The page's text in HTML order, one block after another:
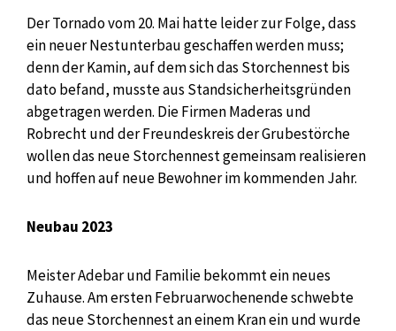
Der Tornado vom 20. Mai hatte leider zur Folge, dass
ein neuer Nestunterbau geschaffen werden muss;
denn der Kamin, auf dem sich das Storchennest bis
dato befand, musste aus Standsicherheitsgründen
abgetragen werden. Die Firmen Maderas und
Robrecht und der Freundeskreis der Grubestörche
wollen das neue Storchennest gemeinsam realisieren
und hoffen auf neue Bewohner im kommenden Jahr.
Neubau 2023
Meister Adebar und Familie bekommt ein neues
Zuhause. Am ersten Februarwochenende schwebte
das neue Storchennest an einem Kran ein und wurde